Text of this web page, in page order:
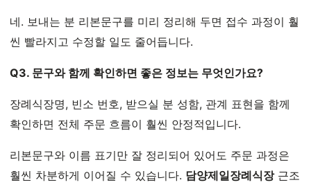
네. 보내는 분 리본문구를 미리 정리해 두면 접수 과정이 훨
씬 빨라지고 수정할 일도 줄어듭니다.
Q3. 문구와 함께 확인하면 좋은 정보는 무엇인가요?
장례식장명, 빈소 번호, 받으실 분 성함, 관계 표현을 함께
확인하면 전체 주문 흐름이 훨씬 안정적입니다.
리본문구와 이름 표기만 잘 정리되어 있어도 주문 과정은
훨씬 차분하게 이어질 수 있습니다. 담양제일장례식장근조